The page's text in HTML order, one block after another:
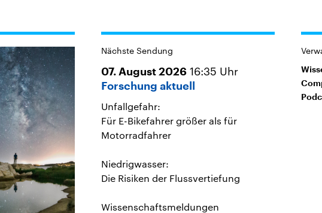
Nächste Sendung
07. August 2026 16:35 Uhr
Forschung aktuell
Unfallgefahr:
Für E-Bikefahrer größer als für
Motorradfahrer
Niedrigwasser:
Die Risiken der Flussvertiefung
Wissenschaftsmeldungen